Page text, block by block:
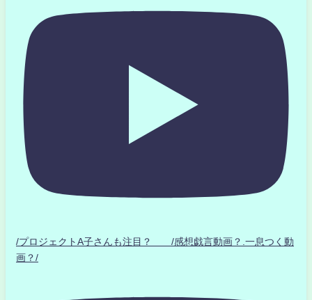
/プロジェクトA子さんも注目？ /感想戯言動画？.一息つく動
画？/